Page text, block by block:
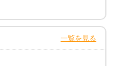
一覧を見る